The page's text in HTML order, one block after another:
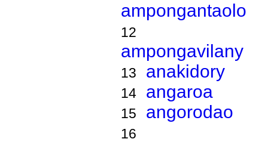
ampongantaolo
12
ampongavilany
13 anakidory
14 angaroa
15 angorodao
16